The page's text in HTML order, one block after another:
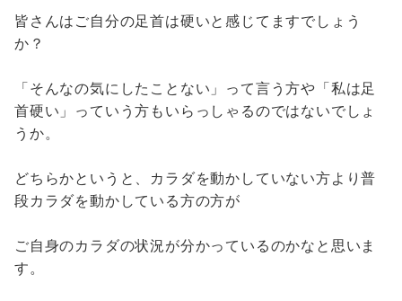
皆さんはご自分の足首は硬いと感じてますでしょう
か？
「そんなの気にしたことない」って言う方や「私は足
首硬い」っていう方もいらっしゃるのではないでしょ
うか。
どちらかというと、カラダを動かしていない方より普
段カラダを動かしている方の方が
ご自身のカラダの状況が分かっているのかなと思いま
す。